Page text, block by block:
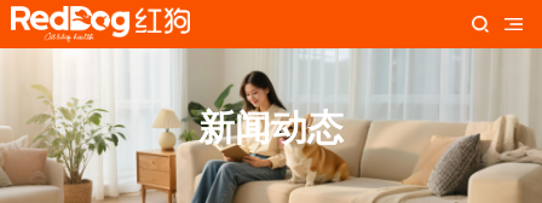
新闻动态